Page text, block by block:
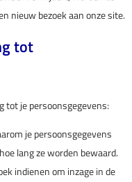
nieuw bezoek aan onze site.
tot
tot je persoonsgegevens:
je persoonsgegevens
lang ze worden bewaard.
indienen om inzage in de